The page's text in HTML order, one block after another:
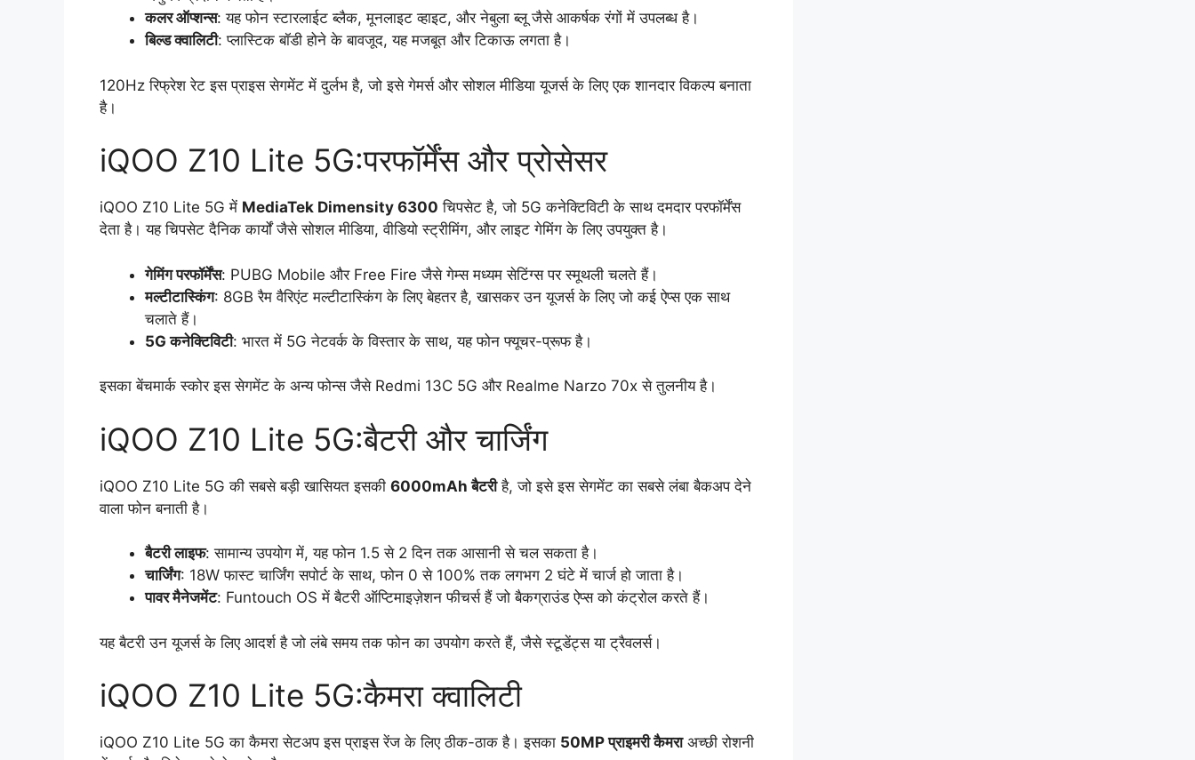
कलर ऑप्शन्स: यह फोन स्टारलाईट ब्लैक, मूनलाइट व्हाइट, और नेबुला ब्लू जैसे आकर्षक रंगों में उपलब्ध है।
बिल्ड क्वालिटी: प्लास्टिक बॉडी होने के बावजूद, यह मजबूत और टिकाऊ लगता है।
120Hz रिफ्रेश रेट इस प्राइस सेगमेंट में दुर्लभ है, जो इसे गेमर्स और सोशल मीडिया यूजर्स के लिए एक शानदार विकल्प बनाता
है।
iQOO Z10 Lite 5G:परफॉर्मेंस और प्रोसेसर
iQOO Z10 Lite 5G में MediaTek Dimensity 6300 चिपसेट है, जो 5G कनेक्टिविटी के साथ दमदार परफॉर्मेंस
देता है। यह चिपसेट दैनिक कार्यों जैसे सोशल मीडिया, वीडियो स्ट्रीमिंग, और लाइट गेमिंग के लिए उपयुक्त है।
गेमिंग परफॉर्मेंस: PUBG Mobile और Free Fire जैसे गेम्स मध्यम सेटिंग्स पर स्मूथली चलते हैं।
मल्टीटास्किंग: 8GB रैम वैरिएंट मल्टीटास्किंग के लिए बेहतर है, खासकर उन यूजर्स के लिए जो कई ऐप्स एक साथ
चलाते हैं।
5G कनेक्टिविटी: भारत में 5G नेटवर्क के विस्तार के साथ, यह फोन फ्यूचर-प्रूफ है।
इसका बेंचमार्क स्कोर इस सेगमेंट के अन्य फोन्स जैसे Redmi 13C 5G और Realme Narzo 70x से तुलनीय है।
iQOO Z10 Lite 5G:बैटरी और चार्जिंग
iQOO Z10 Lite 5G की सबसे बड़ी खासियत इसकी 6000mAh बैटरीहै, जो इसे इस सेगमेंट का सबसे लंबा बैकअप देने
वाला फोन बनाती है।
बैटरी लाइफ: सामान्य उपयोग में, यह फोन 1.5 से 2 दिन तक आसानी से चल सकता है।
चार्जिंग: 18W फास्ट चार्जिंग सपोर्ट के साथ, फोन 0 से 100% तक लगभग 2 घंटे में चार्ज हो जाता है।
पावर मैनेजमेंट: Funtouch OS में बैटरी ऑप्टिमाइज़ेशन फीचर्स हैं जो बैकग्राउंड ऐप्स को कंट्रोल करते हैं।
यह बैटरी उन यूजर्स के लिए आदर्श है जो लंबे समय तक फोन का उपयोग करते हैं, जैसे स्टूडेंट्स या ट्रैवलर्स।
iQOO Z10 Lite 5G:कैमरा क्वालिटी
iQOO Z10 Lite 5G का कैमरा सेटअप इस प्राइस रेंज के लिए ठीक-ठाक है। इसका 50MP प्राइमरी कैमराअच्छी रोशनी